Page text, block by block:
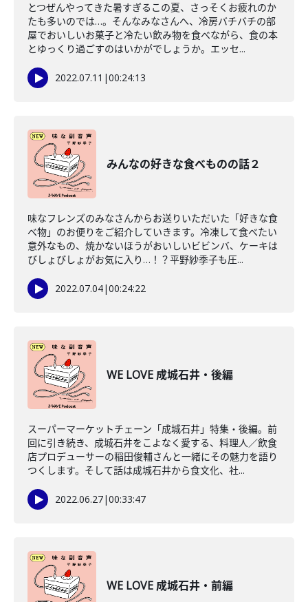
とつぜんやってきた暑すぎるこの夏、さっそくお疲れのか
たも多いのでは…。そんなみなさんへ、冷房バチバチの部
屋でおいしいお菓子と冷たい飲み物を食べながら、食の本
とゆっくり過ごすのはいかがでしょうか。エッセ...
2022.07.11 |00:24:13
みんなの好きな食べものの話２
味なフレンズのみなさんからお送りいただいた「好きな食
べ物」のお便りをご紹介していきます。冷凍して食べたい
意外なもの、焼かないほうがおいしいビビンバ、ケーキは
びしょびしょがお気に入り…！？平野紗季子も圧...
2022.07.04|00:24:22
WE LOVE 成城石井・後編
スーパーマーケットチェーン「成城石井」特集・後編。前
回に引き続き、成城石井をこよなく愛する、料理人／飲食
店プロデューサーの稲田俊輔さんと一緒にその魅力を語り
つくします。そして話は成城石井から食文化、社...
2022.06.27|00:33:47
WE LOVE 成城石井・前編